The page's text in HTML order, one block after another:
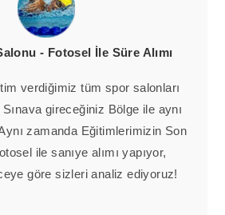
- Fotosel İle Süre Alımı
verdiğimiz tüm spor salonları
gireceğiniz Bölge ile aynı
zamanda Eğitimlerimizin Son
ile sanıye alımı yapıyor,
göre sizleri analiz ediyoruz!